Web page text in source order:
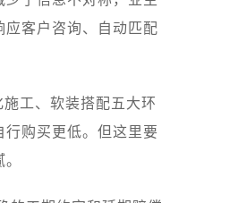
客户咨询、自动匹配
工、软装搭配五大环
购买更低。但这里要